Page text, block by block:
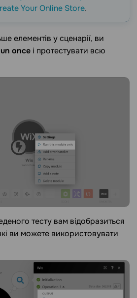
Your Online Store.
елементів у сценарії, ви
once і протестувати всю
тесту вам відобразиться
ви можете використовувати